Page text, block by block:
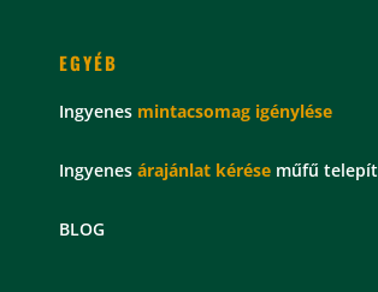
EGYÉB
Ingyenes mintacsomag igénylése
Ingyenes árajánlat kérése műfű
BLOG